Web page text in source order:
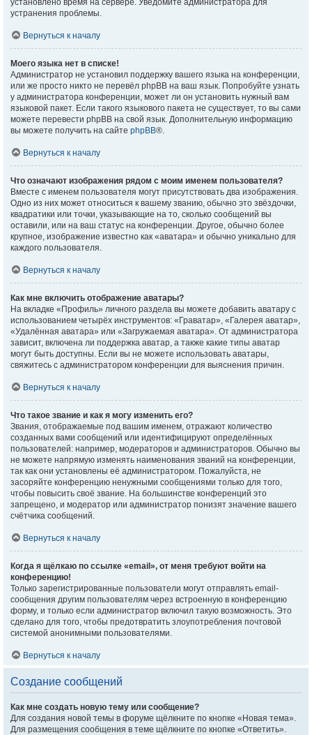
установлено время на сервере. Уведомите администратора для
устранения проблемы.
Вернуться к началу
Моего языка нет в списке!
Администратор не установил поддержку вашего языка на конференции,
или же просто никто не перевёл phpBB на ваш язык. Попробуйте узнать
у администратора конференции, может ли он установить нужный вам
языковой пакет. Если такого языкового пакета не существует, то вы сами
можете перевести phpBB на свой язык. Дополнительную информацию
вы можете получить на сайте phpBB®.
Вернуться к началу
Что означают изображения рядом с моим именем пользователя?
Вместе с именем пользователя могут присутствовать два изображения.
Одно из них может относиться к вашему званию, обычно это звёздочки,
квадратики или точки, указывающие на то, сколько сообщений вы
оставили, или на ваш статус на конференции. Другое, обычно более
крупное, изображение известно как «аватара» и обычно уникально для
каждого пользователя.
Вернуться к началу
Как мне включить отображение аватары?
На вкладке «Профиль» личного раздела вы можете добавить аватару с
использованием четырёх инструментов: «Граватар», «Галерея аватар»,
«Удалённая аватара» или «Загружаемая аватара». От администратора
зависит, включена ли поддержка аватар, а также какие типы аватар
могут быть доступны. Если вы не можете использовать аватары,
свяжитесь с администратором конференции для выяснения причин.
Вернуться к началу
Что такое звание и как я могу изменить его?
Звания, отображаемые под вашим именем, отражают количество
созданных вами сообщений или идентифицируют определённых
пользователей: например, модераторов и администраторов. Обычно вы
не можете напрямую изменять наименования званий на конференции,
так как они установлены её администратором. Пожалуйста, не
засоряйте конференцию ненужными сообщениями только для того,
чтобы повысить своё звание. На большинстве конференций это
запрещено, и модератор или администратор понизят значение вашего
счётчика сообщений.
Вернуться к началу
Когда я щёлкаю по ссылке «email», от меня требуют войти на
конференцию!
Только зарегистрированные пользователи могут отправлять email-
сообщения другим пользователям через встроенную в конференцию
форму, и только если администратор включил такую возможность. Это
сделано для того, чтобы предотвратить злоупотребления почтовой
системой анонимными пользователями.
Вернуться к началу
Создание сообщений
Как мне создать новую тему или сообщение?
Для создания новой темы в форуме щёлкните по кнопке «Новая тема».
Для размещения сообщения в теме щёлкните по кнопке «Ответить».